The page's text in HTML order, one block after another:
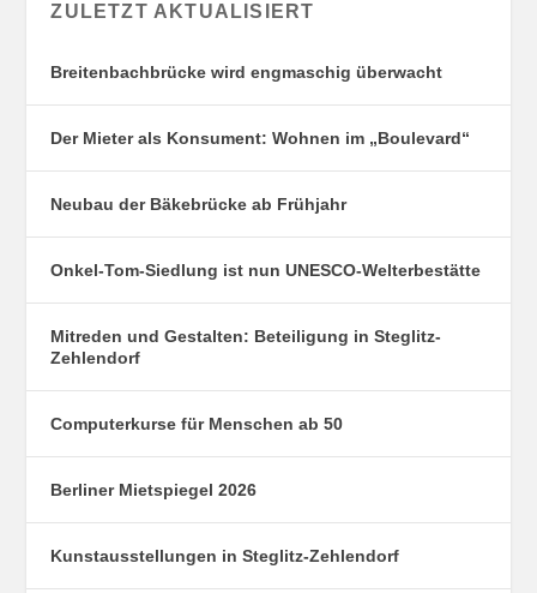
ZULETZT AKTUALISIERT
Breitenbachbrücke wird engmaschig überwacht
Der Mieter als Konsument: Wohnen im „Boulevard“
Neubau der Bäkebrücke ab Frühjahr
Onkel-Tom-Siedlung ist nun UNESCO-Welterbestätte
Mitreden und Gestalten: Beteiligung in Steglitz-
Zehlendorf
Computerkurse für Menschen ab 50
Berliner Mietspiegel 2026
Kunstausstellungen in Steglitz-Zehlendorf